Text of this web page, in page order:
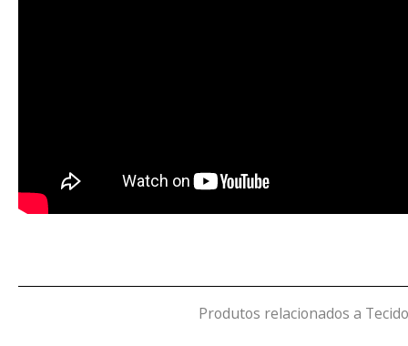
Produtos relacionados a